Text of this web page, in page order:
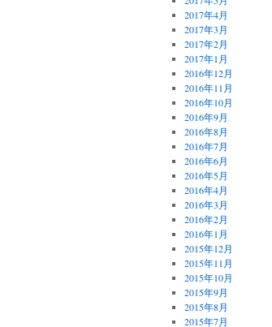
2017年4月
2017年3月
2017年2月
2017年1月
2016年12月
2016年11月
2016年10月
2016年9月
2016年8月
2016年7月
2016年6月
2016年5月
2016年4月
2016年3月
2016年2月
2016年1月
2015年12月
2015年11月
2015年10月
2015年9月
2015年8月
2015年7月